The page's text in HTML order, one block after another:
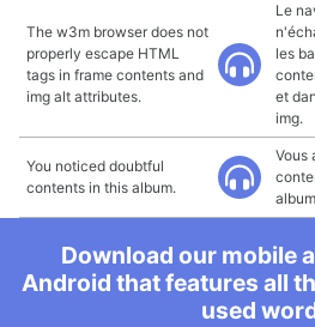
The w3m browser does not
properly escape HTML
tags in frame contents and
img alt attributes.
Le
les
et
img.
You noticed doubtful
contents in this album.
Vous
Download our mobile
Android that features all
used